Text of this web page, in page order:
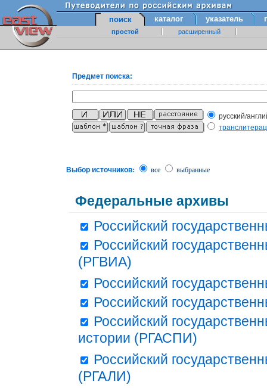
поиск каталог указатель
простой расширенный
Предмет поиска:
русский/
Выбор источников: все выбранные
Федеральные архивы
Российский
Российский
(РГВИА)
Российский
Российский
Российский
истории (РГАСПИ)
Российский
(РГАЛИ)